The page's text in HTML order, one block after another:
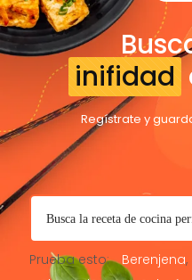
inifidad
Regístrate y
Prueba esto: Berenjena